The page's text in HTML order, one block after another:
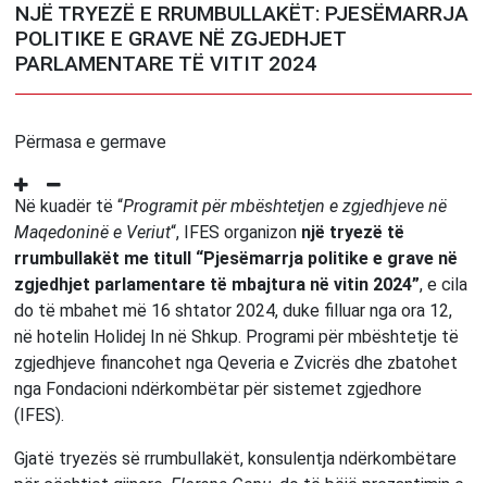
NJË TRYEZË E RRUMBULLAKËT: PJESËMARRJA
POLITIKE E GRAVE NË ZGJEDHJET
PARLAMENTARE TË VITIT 2024
Përmasa e germave
Në kuadër të “Programit për mbështetjen e zgjedhjeve në
Maqedoninë e Veriut“, IFES organizon një tryezë të
rrumbullakët me titull “Pjesëmarrja politike e grave në
zgjedhjet parlamentare të mbajtura në vitin 2024”, e cila
do të mbahet më 16 shtator 2024, duke filluar nga ora 12,
në hotelin Holidej In në Shkup. Programi për mbështetje të
zgjedhjeve financohet nga Qeveria e Zvicrës dhe zbatohet
nga Fondacioni ndërkombëtar për sistemet zgjedhore
(IFES).
Gjatë tryezës së rrumbullakët, konsulentja ndërkombëtare